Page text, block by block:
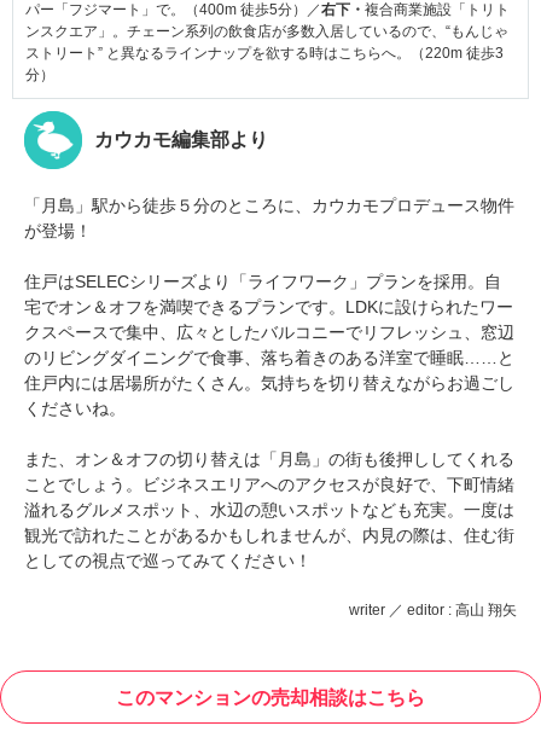
パー「フジマート」で。（400m 徒歩5分）／右下・ 複合商業施設「トリト
ンスクエア」。チェーン系列の飲食店が多数入居しているので、“もんじゃ
ストリート” と異なるラインナップを欲する時はこちらへ。（220m 徒歩3
分）
カウカモ編集部より
「月島」駅から徒歩５分のところに、カウカモプロデュース物件
が登場！
住戸はSELECシリーズより「ライフワーク」プランを採用。自
宅でオン＆オフを満喫できるプランです。LDKに設けられたワー
クスペースで集中、広々としたバルコニーでリフレッシュ、窓辺
のリビングダイニングで食事、落ち着きのある洋室で睡眠……と
住戸内には居場所がたくさん。気持ちを切り替えながらお過ごし
くださいね。
また、オン＆オフの切り替えは「月島」の街も後押ししてくれる
ことでしょう。ビジネスエリアへのアクセスが良好で、下町情緒
溢れるグルメスポット、水辺の憩いスポットなども充実。一度は
観光で訪れたことがあるかもしれませんが、内見の際は、住む街
としての視点で巡ってみてください！
writer ／ editor : 高山 翔矢
このマンションの売却相談はこちら